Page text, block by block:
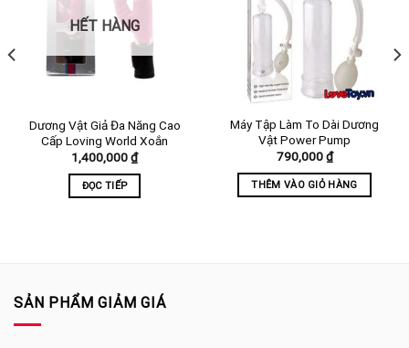
HẾT HÀNG
Dương Vật Giả Đa Năng Cao
Cấp Loving World Xoắn
1,400,000₫
ĐỌC TIẾP
Máy Tập Làm To Dài Dương
Vật Power Pump
790,000₫
THÊM VÀO GIỎ HÀNG
SẢN PHẨM GIẢM GIÁ